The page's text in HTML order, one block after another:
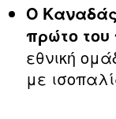
Ο
πρώτο του
εθνική
με